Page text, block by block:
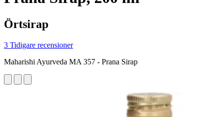
Örtsirap
3 Tidigare recensioner
Maharishi Ayurveda MA 357 - Prana Sirap